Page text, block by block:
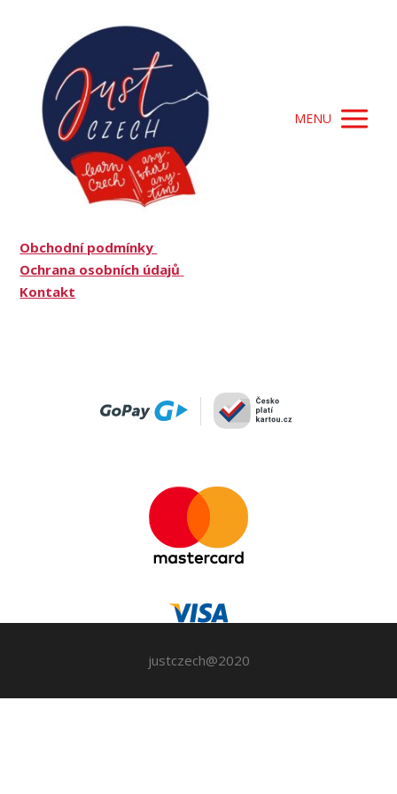
MENU
Obchodní podmínky
Ochrana osobních údajů
Kontakt
justczech@2020